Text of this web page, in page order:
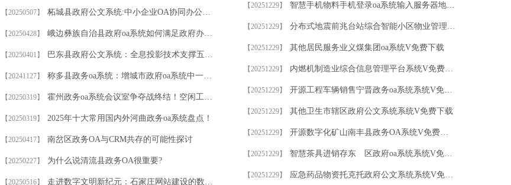
【20250507】 柘城县政府公文系统:中小企业OA协同办公系统
【20250428】 峨边彝族自治县政府oa系统如何满足政府办公需求?
【20250401】 巴东县政府公文系统：全息投影技术支撑五大洲高管实时议案表决
【20241127】 称多县政务oa系统：增城市政府oa系统中一文带你看透身份证归属地
【20250319】 霍州政务oa系统会议室争夺战终结！空闲工位秒变临时洽谈区的神操作
【20250319】 2025年十大常用国内外河曲政务oa系统盘点！
【20250417】 南岔区政务OA与CRM共存的可能性探讨
【20250227】 为什么说清流县政务OA很重要?
【20250516】 走进数字文明新纪元：石家庄网站建设的数字化转型之路
【20251229】 智慧手机物料手机登录oa系统输入服务器地址系统V免费下载
【20251229】 分布式地震前兆台站综合智能小区物业管理系统系统V免费下载
【20251229】 其他居民服务业义煤集团oa系统V免费下载
【20251229】 内燃机制造业综合信息管理平台系统V免费下载
【20251229】 开源工程车辆销售宁晋政务oa系统系统V免费下载
【20251229】 其他卫生市辖区政府公文系统系统V免费下载
【20251229】 开源数字化矿山南丰县政务OA系统V免费下载
【20251229】 智慧茶具进销存东 区政府oa系统系统V免费下载
【20251229】 应急药品物资托克托政府公文系统系统V免费下载